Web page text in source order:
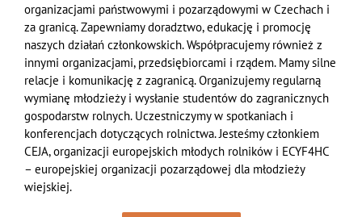
organizacjami państwowymi i pozarządowymi w Czechach i
za granicą. Zapewniamy doradztwo, edukację i promocję
naszych działań członkowskich. Współpracujemy również z
innymi organizacjami, przedsiębiorcami i rządem. Mamy silne
relacje i komunikację z zagranicą. Organizujemy regularną
wymianę młodzieży i wysłanie studentów do zagranicznych
gospodarstw rolnych. Uczestniczymy w spotkaniach i
konferencjach dotyczących rolnictwa. Jesteśmy członkiem
CEJA, organizacji europejskich młodych rolników i ECYF4HC
– europejskiej organizacji pozarządowej dla młodzieży
wiejskiej.